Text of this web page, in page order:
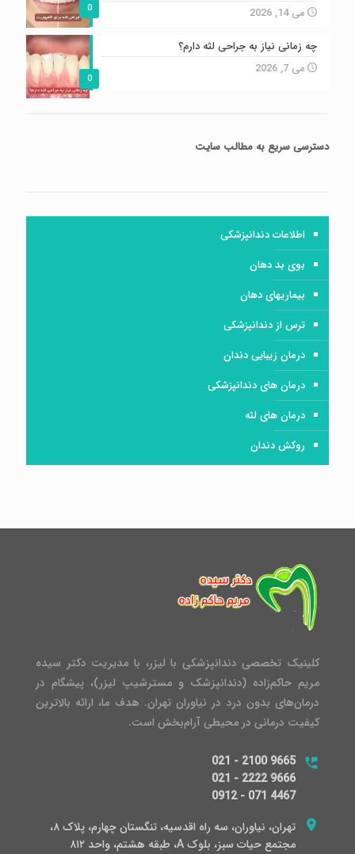
0
می 14, 2026
0
چه زمانی نیاز به جراحی لثه دارم؟
می 7, 2026
دسترسی سریعبه مطالب سایت
اطلاعات دندانپزشکی
بوی بد دهان
بیماریهای دهان
ترس از دندانپزشکی
درمان زیبایی دندان
درمان های دندانپزشکی
درمان های لثه
روکش دندان
کلینیک تخصصی دندانپزشکی با لیزر، با مدیریت دکتر سیده
مریم حاکم‌زاده (دندانپزشک و مسترشیپ لیزر)، پیشگام در
درمان‌های بدون درد در نیاوران تهران. هدف ما، ارائه بالاترین
کیفیت درمانی در محیطی آرام‌بخش است.
021 - 2100 9665
021 - 2222 9666
0912 - 071 4467
تهران، نیاوران، سه راه اقدسیه، تنگستان چهارم، پلاک ۸،
مجتمع حیات سبز، بلوک A، طبقه هشتم، واحد ۸۱۲